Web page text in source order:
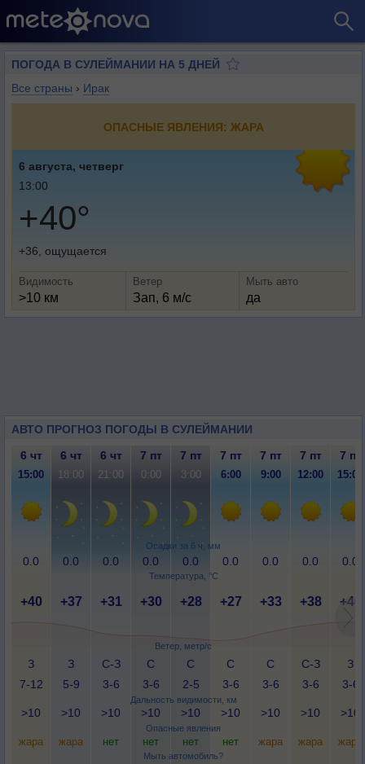
ПОГОДА В СУЛЕЙМАНИИ НА 5 ДНЕЙ
Все страны › Ирак
ОПАСНЫЕ ЯВЛЕНИЯ: ЖАРА
6 августа, четверг
13:00
+40°
+36, ощущается
Видимость
>10 км
Ветер
Зап, 6 м/с
Мыть авто
да
АВТО ПРОГНОЗ ПОГОДЫ В СУЛЕЙМАНИИ
Осадки за 6 ч, мм
Температура, °C
Ветер, метр/с
Дальность видимости, км
Опасные явления
Мыть автомобиль?
6 чт 6 чт 6 чт 7 пт 7 пт 7 пт 7 пт 7 пт 7 пт
15:00 18:00 21:00 0:00 3:00 6:00 9:00 12:00 15:00
0.0 0.0 0.0 0.0 0.0 0.0 0.0 0.0 0.0
+40 +37 +31 +30 +28 +27 +33 +38 +40
З
7-12
З
5-9
С-З
3-6
С
3-6
С
2-5
С
3-6
С
3-6
С-З
3-6
З
3-6
>10 >10 >10 >10 >10 >10 >10 >10 >10
жара жара нет нет нет нет жара жара жара